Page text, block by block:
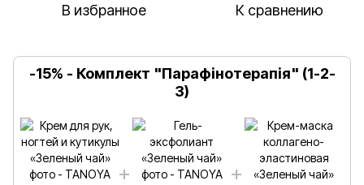
В избранное К сравнению
-15% - Комплект "Парафінотерапія" (1-2-
3)